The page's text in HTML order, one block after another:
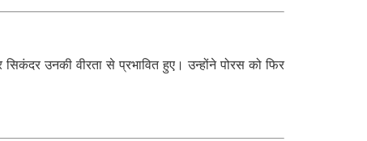
उनकी वीरता से प्रभावित हुए। उन्होंने पोरस को फिर